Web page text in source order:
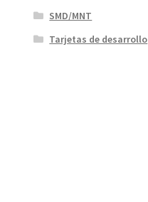
SMD/MNT
Tarjetas de desarrollo